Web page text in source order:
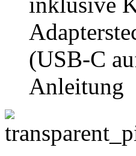
(USB-C
Anleitung